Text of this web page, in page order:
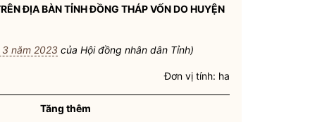
ĐỊA BÀNTỈNH ĐỒNG THÁP VỐN DO HUYỆN
năm 2023 của Hội đồng nhân dânTỉnh)
Đơn vị tính: ha
Tăng thêm